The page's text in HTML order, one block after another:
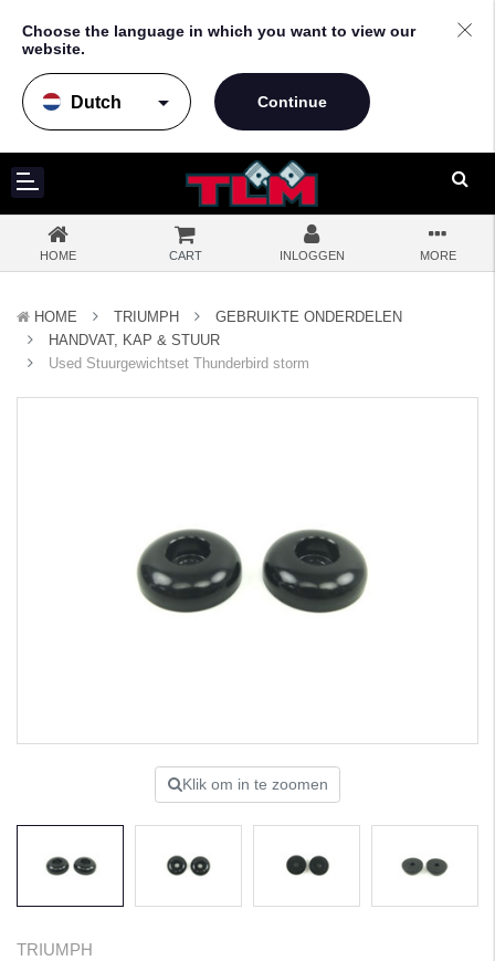
Choose the language in which you want to view our
website.
arrow_drop_down
HOME CART INLOGGEN MORE
HOME TRIUMPH
GEBRUIKTE ONDERDELEN
HANDVAT, KAP & STUUR
Used Stuurgewichtset Thunderbird storm
Klik om in te zoomen
TRIUMPH